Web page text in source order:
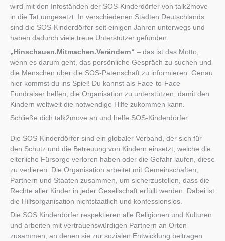
wird mit den Infoständen der SOS-Kinderdörfer von talk2move
in die Tat umgesetzt. In verschiedenen Städten Deutschlands
sind die SOS-Kinderdörfer seit einigen Jahren unterwegs und
haben dadurch viele treue Unterstützer gefunden.
„Hinschauen.Mitmachen.Verändern“ – das ist das Motto,
wenn es darum geht, das persönliche Gespräch zu suchen und
die Menschen über die SOS-Patenschaft zu informieren. Genau
hier kommst du ins Spiel! Du kannst als Face-to-Face
Fundraiser helfen, die Organisation zu unterstützen, damit den
Kindern weltweit die notwendige Hilfe zukommen kann.
Schließe dich talk2move an und helfe SOS-Kinderdörfer
Die SOS-Kinderdörfer sind ein globaler Verband, der sich für
den Schutz und die Betreuung von Kindern einsetzt, welche die
elterliche Fürsorge verloren haben oder die Gefahr laufen, diese
zu verlieren. Die Organisation arbeitet mit Gemeinschaften,
Partnern und Staaten zusammen, um sicherzustellen, dass die
Rechte aller Kinder in jeder Gesellschaft erfüllt werden. Dabei ist
die Hilfsorganisation nichtstaatlich und konfessionslos.
Die SOS Kinderdörfer respektieren alle Religionen und Kulturen
und arbeiten mit vertrauenswürdigen Partnern an Orten
zusammen, an denen sie zur sozialen Entwicklung beitragen